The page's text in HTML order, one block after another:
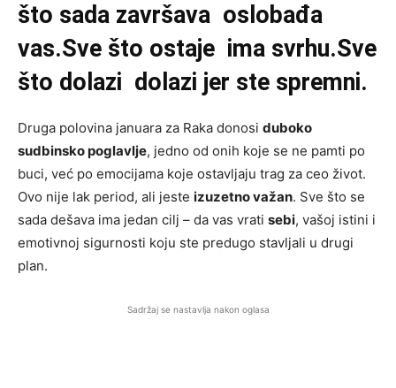
što sada završava oslobađa
vas.Sve što ostaje ima svrhu.Sve
što dolazi dolazi jer ste spremni.
Druga polovina januara za Raka donosi duboko
sudbinsko poglavlje, jedno od onih koje se ne pamti po
buci, već po emocijama koje ostavljaju trag za ceo život.
Ovo nije lak period, ali jeste izuzetno važan. Sve što se
sada dešava ima jedan cilj – da vas vrati sebi, vašoj istini i
emotivnoj sigurnosti koju ste predugo stavljali u drugi
plan.
Sadržaj se nastavlja nakon oglasa